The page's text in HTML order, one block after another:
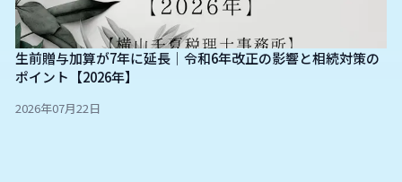
生前贈与加算が7年に延長｜令和6年改正の影響と相続対策の
ポイント【2026年】
2026年07月22日